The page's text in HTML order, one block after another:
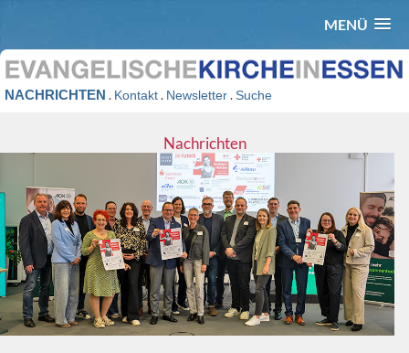
MENÜ
NACHRICHTEN . Kontakt. Newsletter.Suche
Nachrichten